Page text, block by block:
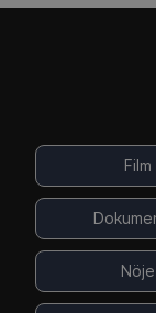
Film
Nöje